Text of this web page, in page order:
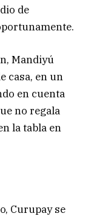
de
Mandiyú
casa, en un
en cuenta
no regala
la tabla en
Curupay se